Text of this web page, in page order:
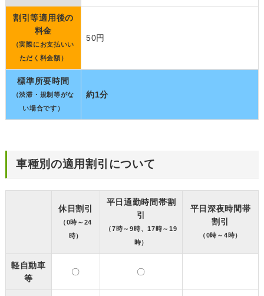
割引等適用後の
料金
（実際にお支払いい
ただく料金額）
50円
標準所要時間
（渋滞・規制等がな
い場合です）
約1分
車種別の適用割引について
休日割引
（0時～24
時）
平日通勤時間帯割
引
（7時～9時、17時～19
時）
平日深夜時間帯
割引
（0時～4時）
軽自動車
等
〇 〇